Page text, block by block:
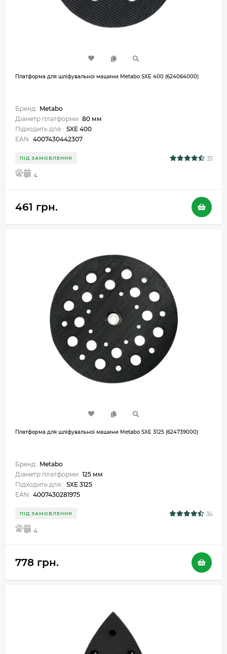
Платформа для шліфувальної машини Metabo SXE 400 (624064000)
Бренд: Metabo
Діаметр платформи: 80 мм
Підходить для:: SXE 400
EAN: 4007430442307
ПІД ЗАМОВЛЕННЯ 33
5 4
461 грн.
Платформа для шліфувальної машини Metabo SXE 3125 (624739000)
Бренд: Metabo
Діаметр платформи: 125 мм
Підходить для:: SXE 3125
EAN: 4007430281975
ПІД ЗАМОВЛЕННЯ 34
5 4
778 грн.